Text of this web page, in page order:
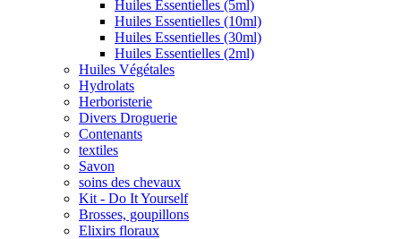
Huiles Essentielles (5ml)
Huiles Essentielles (10ml)
Huiles Essentielles (30ml)
Huiles Essentielles (2ml)
Huiles Végétales
Hydrolats
Herboristerie
Divers Droguerie
Contenants
textiles
Savon
soins des chevaux
Kit - Do It Yourself
Brosses, goupillons
Elixirs floraux